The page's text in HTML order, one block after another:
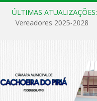
ÚLTIMAS ATUALIZAÇÕES:
Vereadores 2025-2028